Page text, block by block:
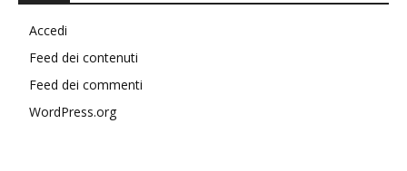
Accedi
Feed dei contenuti
Feed dei commenti
WordPress.org